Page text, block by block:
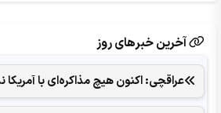
آخرین خبرهای روز
عراقچی: اکنون هیچ مذاکره‌ای با آمریکا